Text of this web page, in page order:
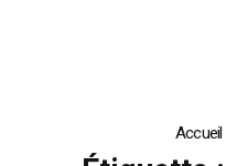
Accueil